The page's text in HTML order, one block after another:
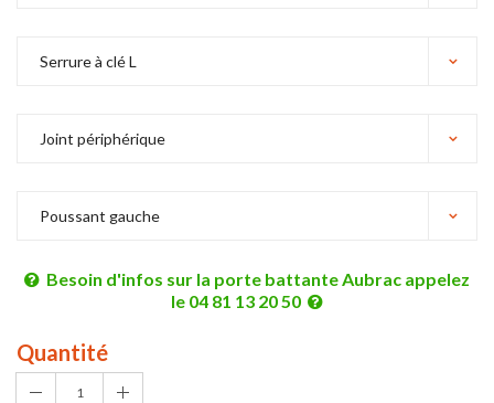
Besoin d'infos sur la porte battante Aubrac appelez
le 04 81 13 20 50
Quantité
1